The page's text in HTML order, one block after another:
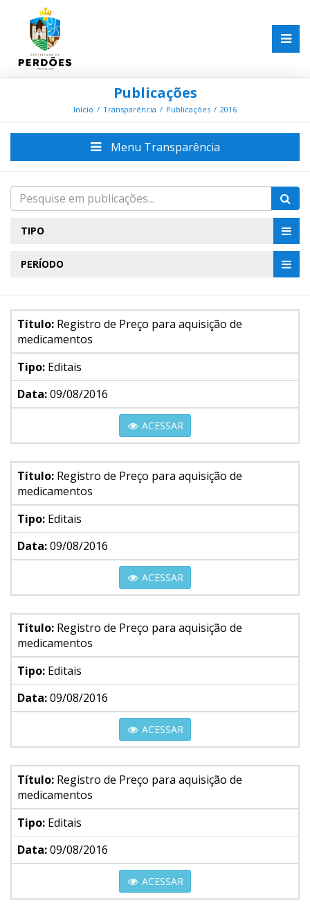
Publicações
Início Transparência Publicações 2016
Menu Transparência
TIPO
PERÍODO
Título: Registro de Preço para aquisição de
medicamentos
Tipo: Editais
Data:09/08/2016
ACESSAR
Título: Registro de Preço para aquisição de
medicamentos
Tipo: Editais
Data:09/08/2016
ACESSAR
Título: Registro de Preço para aquisição de
medicamentos
Tipo: Editais
Data:09/08/2016
ACESSAR
Título: Registro de Preço para aquisição de
medicamentos
Tipo: Editais
Data:09/08/2016
ACESSAR